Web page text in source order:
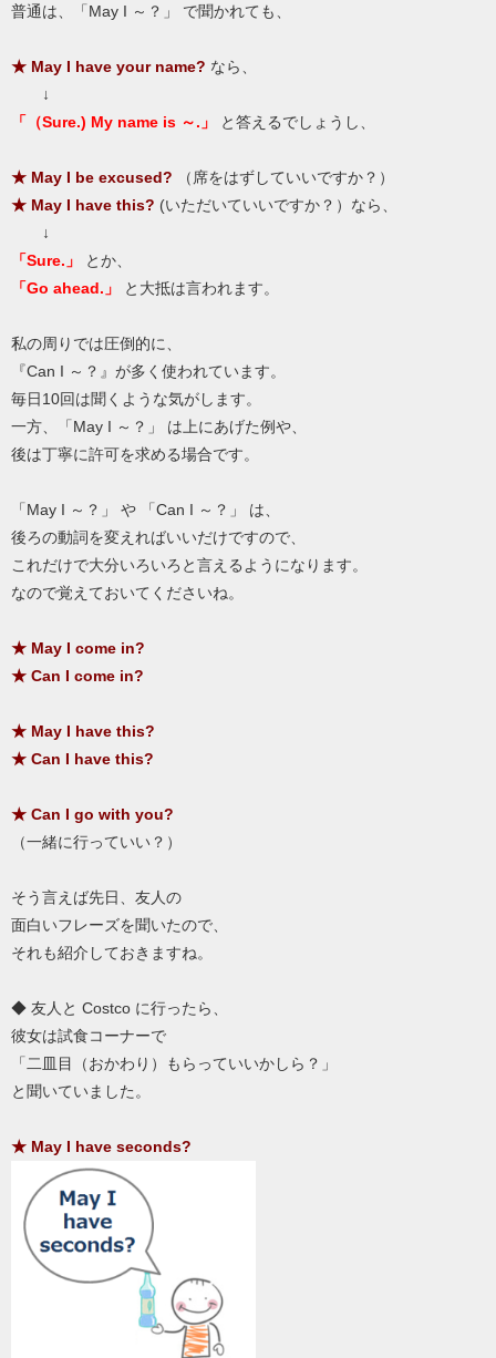
普通は、「May I ～？」 で聞かれても、
★ May I have your name? なら、
↓
「（Sure.) My name is ～.」
と答えるでしょうし、
★ May I be excused?
（席をはずしていいですか？）
★ May I have this? (いただいていいですか？）なら、
↓
「Sure.」
とか、
「Go ahead.」
と大抵は言われます。
私の周りでは圧倒的に、
『Can I ～？』が多く使われています。
毎日10回は聞くような気がします。
一方、「May I ～？」 は上にあげた例や、
後は丁寧に許可を求める場合です。
「May I ～？」 や 「Can I ～？」 は、
後ろの動詞を変えればいいだけですので、
これだけで大分いろいろと言えるようになります。
なので覚えておいてくださいね。
★ May I come in?
★ Can I come in?
★ May I have this?
★ Can I have this?
★ Can I go with you?
（一緒に行っていい？）
そう言えば先日、友人の
面白いフレーズを聞いたので、
それも紹介しておきますね。
◆ 友人と Costco に行ったら、
彼女は試食コーナーで
「二皿目（おかわり）もらっていいかしら？」
と聞いていました。
★ May I have seconds?